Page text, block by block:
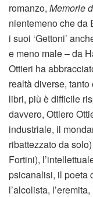
romanzo, Memorie
nientemeno che da
i suoi ‘Gettoni’
e meno male – da
Ottieri ha
realtà diverse,
libri, più è difficile
davvero, Ottiero
industriale, il
ribattezzato da
Fortini),
psicanalisi, il poeta
l’alcolista,